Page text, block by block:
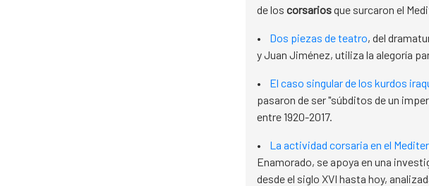
de los corsariosque surcaron el
• Dos piezas de teatro, del
y Juan Jiménez, utiliza la alegoría
• El caso singular de los kurdos
pasaron de ser "súbditos de un
entre 1920-2017.
• La actividad corsaria en el
Enamorado, se apoya en una
desde el siglo XVI hasta hoy,